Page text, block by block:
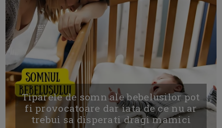
Tiparele de somn ale bebelusilor pot
fi provocatoare dar iata de ce nu ar
trebui sa disperati dragi mamici